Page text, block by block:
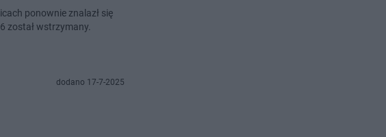
ponownie znalazł się
został wstrzymany.
dodano 17-7-2025